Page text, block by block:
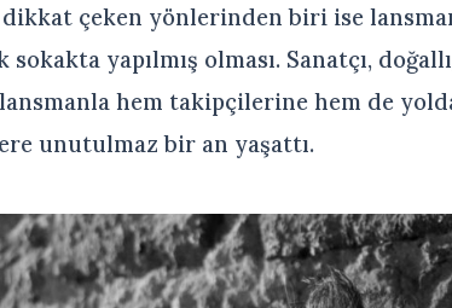
çeken yönlerinden biri ise
sokakta yapılmış olması. Sanatçı,
hem takipçilerine hem de
unutulmaz bir an yaşattı.